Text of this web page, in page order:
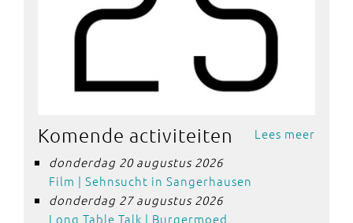
Lees meer
Komende activiteiten
donderdag 20 augustus 2026
Film | Sehnsucht in Sangerhausen
donderdag 27 augustus 2026
Long Table Talk | Burgermoed